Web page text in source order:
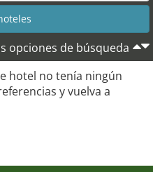
opciones de búsqueda
hotel no tenía ningún
y vuelva a